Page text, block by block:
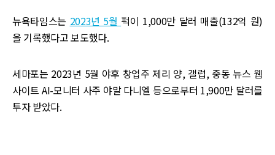
뉴욕타임스는 2023년 5월 퍽이 1,000만 달러 매출(132억 원)
을 기록했다고 보도했다.
세마포는 2023년 5월 야후 창업주 제리 양, 갤럽, 중동 뉴스 웹
사이트 AI-모니터 사주 야말 다니엘 등으로부터 1,900만 달러를
투자 받았다.